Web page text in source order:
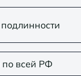
по всей РФ